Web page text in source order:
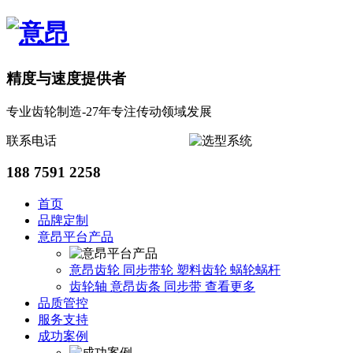
精度与速度提供者
专业齿轮制造-27年专注传动领域发展
联系电话
188 7591 2258
首页
品牌定制
意昂平台产品
意昂齿轮 同步带轮 塑料齿轮 蜗轮蜗杆
齿轮轴 意昂齿条 同步带 查看更多
品质管控
服务支持
成功案例